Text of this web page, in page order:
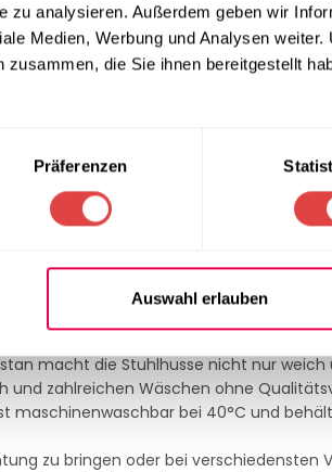
zu analysieren. Außerdem geben wir
Medien, Werbung und Analysen
zusammen, die Sie ihnen bereitgestellt
Präferenzen
Auswahl erlauben
LIEFERUNG & RÜCKGABE ZAHLUNGSARTEN
Design und ist die perfekte Wahl für
sie auf die meisten Stuhlgrößen passt,
Elastan lässt sie sich kinderleicht
Design dieser Stuhlhusse
Konferenzen, Bankette und weitere
macht die Stuhlhusse nicht nur
und zahlreichen Wäschen ohne
maschinenwaschbar bei 40°C und
zu bringen oder bei verschiedensten